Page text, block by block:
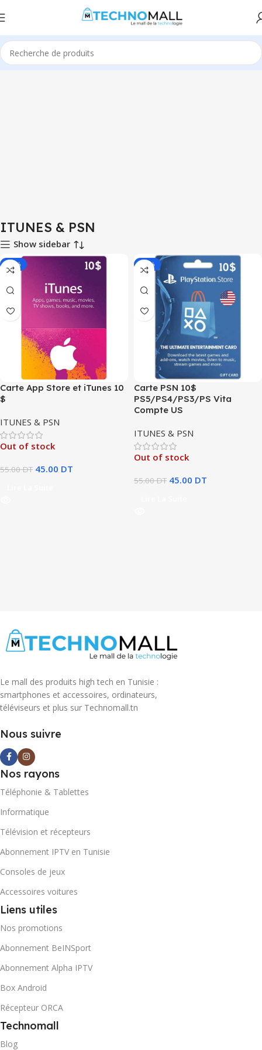
Accueil ITUNES & PSN
ITUNES & PSN
Show sidebar
-18%
Carte App Store et iTunes 10
$
ITUNES & PSN
Out of stock
55.00DT 45.00 DT
-18%
Carte PSN 10$
PS5/PS4/PS3/PS Vita
Compte US
ITUNES & PSN
Out of stock
55.00DT 45.00 DT
Le mall des produits high tech en Tunisie :
smartphones et accessoires, ordinateurs,
téléviseurs et plus sur Technomall.tn
Nous suivre
Nos rayons
Téléphonie & Tablettes
Informatique
Télévision et récepteurs
Abonnement IPTV en Tunisie
Consoles de jeux
Accessoires voitures
Liens utiles
Nos promotions
Abonnement BeINSport
Abonnement Alpha IPTV
Box Android
Récepteur ORCA
Technomall
Blog